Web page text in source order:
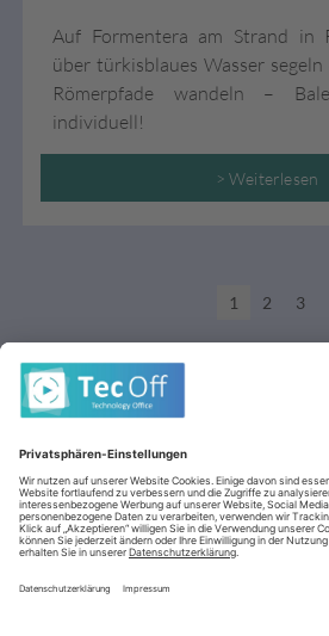
Auf Formentera am Strand in
über türkisblaues Wasser
Römerpfade wandeln –
individuell!
> Weiterlesen
1 2 3
AGB (stationär)
Datenschutz
Impressum